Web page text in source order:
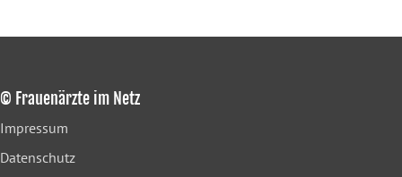
© Frauenärzte im Netz
Impressum
Datenschutz